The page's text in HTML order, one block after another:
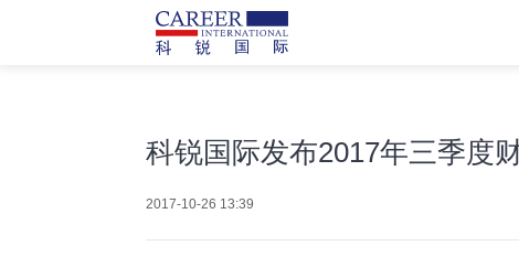
科锐国际发布2017年三季度
2017-10-26 13:39